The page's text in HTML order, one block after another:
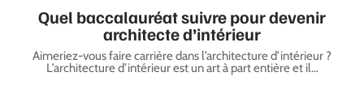
Quel baccalauréat suivre pour devenir
architecte d’intérieur
Aimeriez-vous faire carrière dans l’architecture d’intérieur ?
L’architecture d’intérieur est un art à part entière et il…